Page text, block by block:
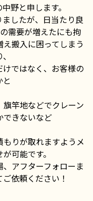
野と申します。
したが、日当たり良
需要が増えたにも拘
搬入に困ってしまう
ではなく、お客様の
竿地などでクレーン
できないなど
りが取れますようメ
可能です。
アフターフォローま
依頼ください！